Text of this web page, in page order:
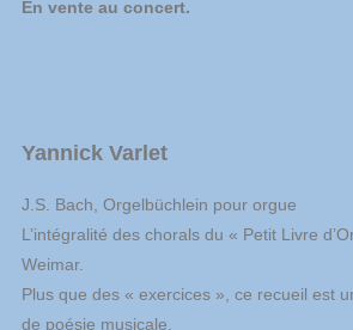
En vente au concert.
Yannick Varlet
J.S. Bach, Orgelbüchlein pour orgue
L’intégralité des chorals du « Petit Livre
Weimar.
Plus que des « exercices », ce recueil est
de poésie musicale.